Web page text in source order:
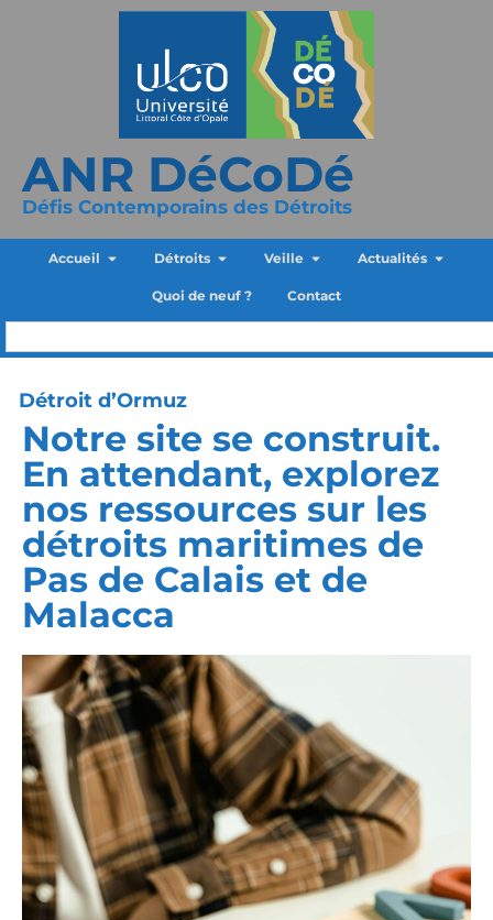
ANR DéCoDé
Défis Contemporains des Détroits
Accueil Détroits Veille Actualités
Quoi de neuf ? Contact
Détroit d’Ormuz
Notre site se construit.
En attendant, explorez
nos ressources sur les
détroits maritimes de
Pas de Calais et de
Malacca